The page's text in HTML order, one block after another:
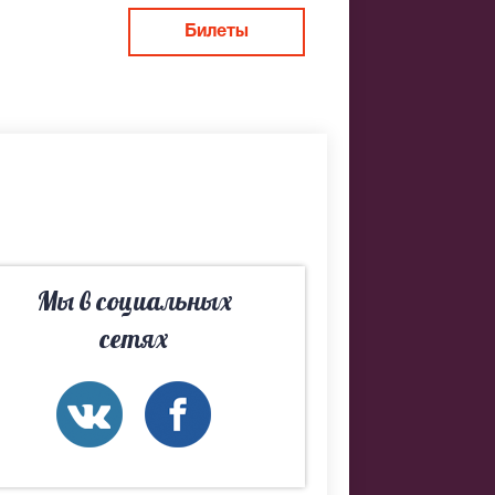
Билеты
Мы в социальных
сетях